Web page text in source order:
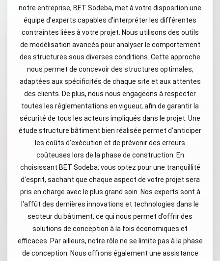
notre entreprise, BET Sodeba, met à votre disposition une
équipe d'experts capables d'interpréter les différentes
contraintes liées à votre projet. Nous utilisons des outils
de modélisation avancés pour analyser le comportement
des structures sous diverses conditions. Cette approche
nous permet de concevoir des structures optimales,
adaptées aux spécificités de chaque site et aux attentes
des clients. De plus, nous nous engageons à respecter
toutes les réglementations en vigueur, afin de garantir la
sécurité de tous les acteurs impliqués dans le projet. Une
étude structure bâtiment bien réalisée permet d’anticiper
les coûts d'exécution et de prévenir des erreurs
coûteuses lors de la phase de construction. En
choisissant BET Sodeba, vous optez pour une tranquillité
d'esprit, sachant que chaque aspect de votre projet sera
pris en charge avec le plus grand soin. Nos experts sont à
l'affût des dernières innovations et technologies dans le
secteur du bâtiment, ce qui nous permet d’offrir des
solutions de conception à la fois économiques et
efficaces. Par ailleurs, notre rôle ne se limite pas à la phase
de conception. Nous offrons également une assistance